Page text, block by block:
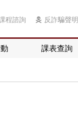
程諮詢 反詐騙聲明
課表查詢